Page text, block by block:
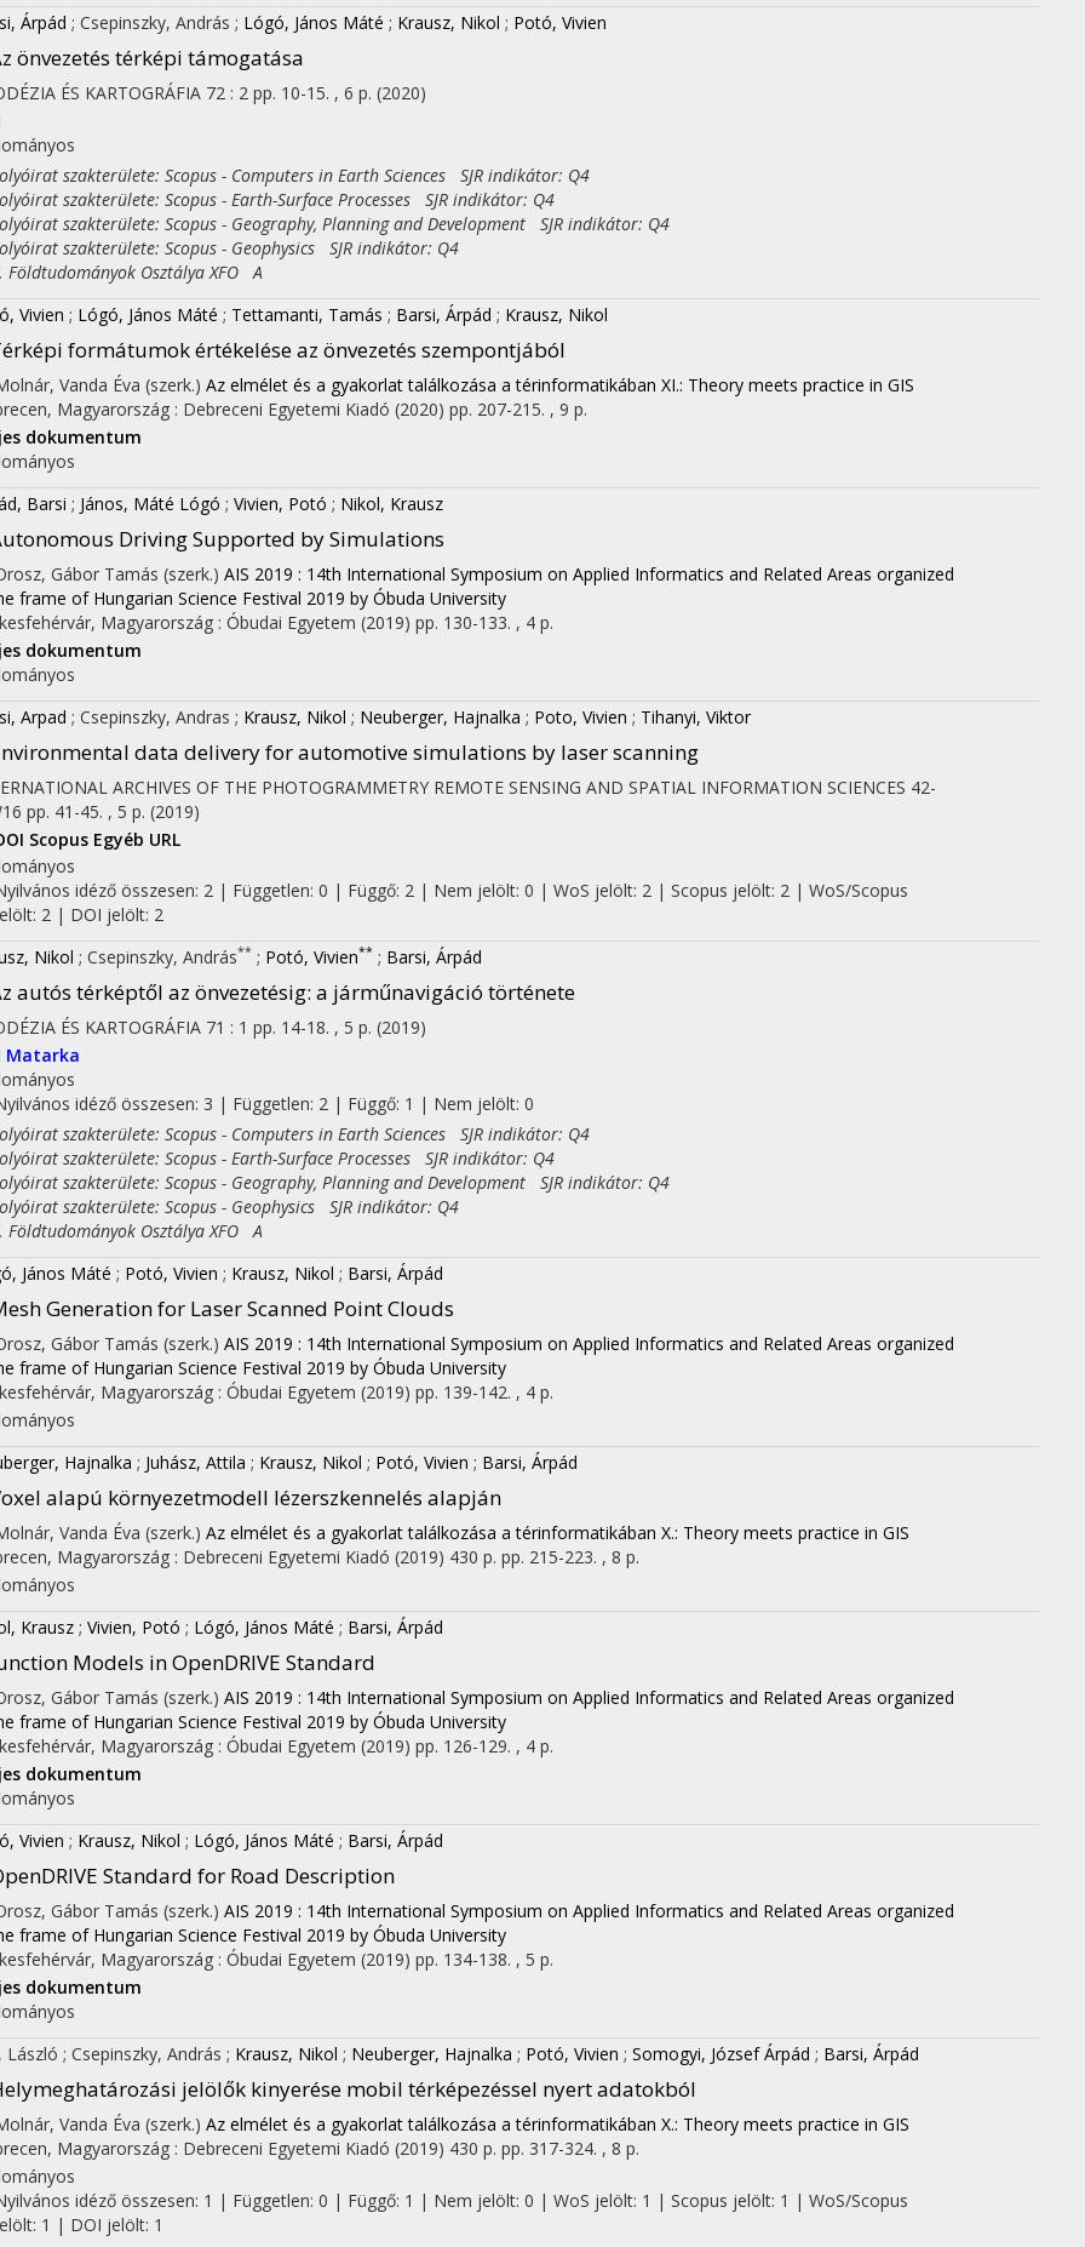
Árpád ; Csepinszky, András ; Lógó, János Máté ; Krausz, Nikol ; Potó, Vivien
önvezetés térképi támogatása
ÉS KARTOGRÁFIA 72 : 2 pp. 10-15. , 6 p. (2020)
szakterülete: Scopus - Computers in Earth Sciences SJR indikátor: Q4
szakterülete: Scopus - Earth-Surface Processes SJR indikátor: Q4
szakterülete: Scopus - Geography, Planning and Development SJR indikátor: Q4
szakterülete: Scopus - Geophysics SJR indikátor: Q4
Osztálya XFO A
Vivien ; Lógó, János Máté ; Tettamanti, Tamás ; Barsi, Árpád ; Krausz, Nikol
formátumok értékelése az önvezetés szempontjából
Vanda Éva (szerk.) Az elmélet és a gyakorlat találkozása a térinformatikában XI.: Theory meets practice in GIS
Magyarország : Debreceni Egyetemi Kiadó (2020) pp. 207-215. , 9 p.
dokumentum
Barsi ; János, Máté Lógó ; Vivien, Potó ; Nikol, Krausz
Driving Supported by Simulations
Gábor Tamás (szerk.) AIS 2019 : 14th International Symposium on Applied Informatics and Related Areas organized
frame of Hungarian Science Festival 2019 by Óbuda University
Magyarország : Óbudai Egyetem (2019) pp. 130-133. , 4 p.
dokumentum
Arpad ; Csepinszky, Andras ; Krausz, Nikol ; Neuberger, Hajnalka ; Poto, Vivien ; Tihanyi, Viktor
data delivery for automotive simulations by laser scanning
ARCHIVES OF THE PHOTOGRAMMETRY REMOTE SENSING AND SPATIAL INFORMATION SCIENCES 42-
pp. 41-45. , 5 p. (2019)
Scopus Egyéb URL
idéző összesen: 2 | Független: 0 | Függő: 2 | Nem jelölt: 0 | WoS jelölt: 2 | Scopus jelölt: 2 | WoS/Scopus
2 | DOI jelölt: 2
Nikol ; Csepinszky, András** ; Potó, Vivien** ; Barsi, Árpád
autós térképtől az önvezetésig: a járműnavigáció története
ÉS KARTOGRÁFIA 71 : 1 pp. 14-18. , 5 p. (2019)
Matarka
idéző összesen: 3 | Független: 2 | Függő: 1 | Nem jelölt: 0
szakterülete: Scopus - Computers in Earth Sciences SJR indikátor: Q4
szakterülete: Scopus - Earth-Surface Processes SJR indikátor: Q4
szakterülete: Scopus - Geography, Planning and Development SJR indikátor: Q4
szakterülete: Scopus - Geophysics SJR indikátor: Q4
Osztálya XFO A
János Máté ; Potó, Vivien ; Krausz, Nikol ; Barsi, Árpád
Generation for Laser Scanned Point Clouds
Gábor Tamás (szerk.) AIS 2019 : 14th International Symposium on Applied Informatics and Related Areas organized
frame of Hungarian Science Festival 2019 by Óbuda University
Magyarország : Óbudai Egyetem (2019) pp. 139-142. , 4 p.
Hajnalka ; Juhász, Attila ; Krausz, Nikol ; Potó, Vivien ; Barsi, Árpád
alapú környezetmodell lézerszkennelés alapján
Vanda Éva (szerk.) Az elmélet és a gyakorlat találkozása a térinformatikában X.: Theory meets practice in GIS
Magyarország : Debreceni Egyetemi Kiadó (2019) 430 p. pp. 215-223. , 8 p.
Krausz ; Vivien, Potó ; Lógó, János Máté ; Barsi, Árpád
Models in OpenDRIVE Standard
Gábor Tamás (szerk.) AIS 2019 : 14th International Symposium on Applied Informatics and Related Areas organized
frame of Hungarian Science Festival 2019 by Óbuda University
Magyarország : Óbudai Egyetem (2019) pp. 126-129. , 4 p.
dokumentum
Vivien ; Krausz, Nikol ; Lógó, János Máté ; Barsi, Árpád
Standard for Road Description
Gábor Tamás (szerk.) AIS 2019 : 14th International Symposium on Applied Informatics and Related Areas organized
frame of Hungarian Science Festival 2019 by Óbuda University
Magyarország : Óbudai Egyetem (2019) pp. 134-138. , 5 p.
dokumentum
László ; Csepinszky, András ; Krausz, Nikol ; Neuberger, Hajnalka ; Potó, Vivien ; Somogyi, József Árpád ; Barsi, Árpád
jelölők kinyerése mobil térképezéssel nyert adatokból
Vanda Éva (szerk.) Az elmélet és a gyakorlat találkozása a térinformatikában X.: Theory meets practice in GIS
Magyarország : Debreceni Egyetemi Kiadó (2019) 430 p. pp. 317-324. , 8 p.
idéző összesen: 1 | Független: 0 | Függő: 1 | Nem jelölt: 0 | WoS jelölt: 1 | Scopus jelölt: 1 | WoS/Scopus
1 | DOI jelölt: 1